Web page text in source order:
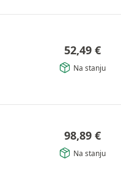
52,49 €
Na stanju
98,89 €
Na stanju